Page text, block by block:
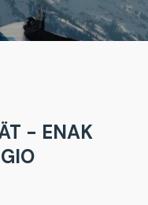
- ENAK